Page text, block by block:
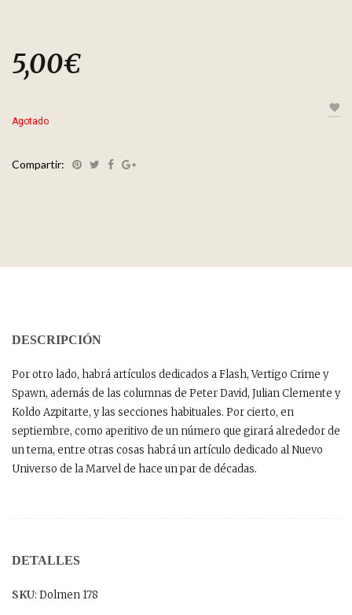
5,00€
Agotado
Compartir:
DESCRIPCIÓN
Por otro lado, habrá artículos dedicados a Flash, Vertigo Crime y
Spawn, además de las columnas de Peter David, Julian Clemente y
Koldo Azpitarte, y las secciones habituales. Por cierto, en
septiembre, como aperitivo de un número que girará alrededor de
un tema, entre otras cosas habrá un artículo dedicado al Nuevo
Universo de la Marvel de hace un par de décadas.
DETALLES
SKU: Dolmen 178